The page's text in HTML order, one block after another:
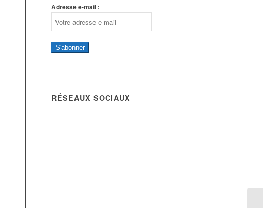
Adresse e-mail :
S'abonner
RÉSEAUX SOCIAUX